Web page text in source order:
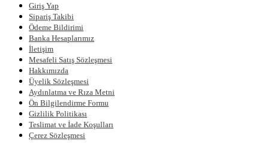
Giriş Yap
Sipariş Takibi
Ödeme Bildirimi
Banka Hesaplarımız
İletişim
Mesafeli Satış Sözleşmesi
Hakkımızda
Üyelik Sözleşmesi
Aydınlatma ve Rıza Metni
Ön Bilgilendirme Formu
Gizlilik Politikası
Teslimat ve İade Koşulları
Çerez Sözleşmesi